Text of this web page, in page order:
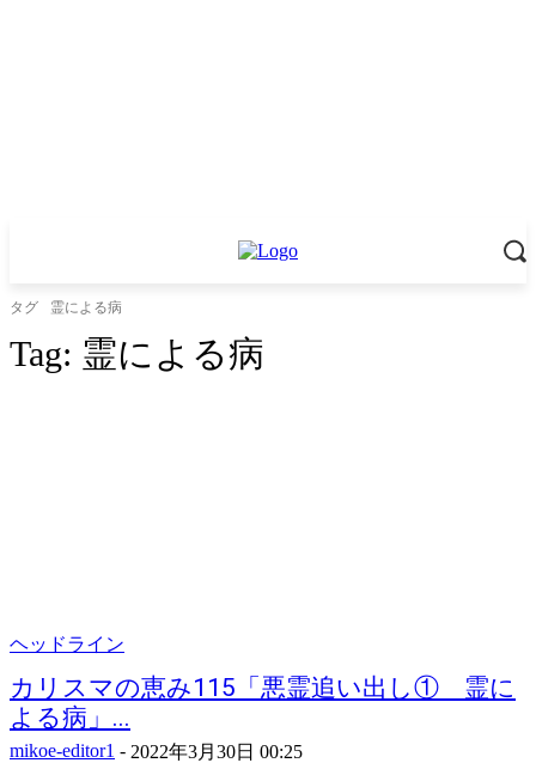
タグ 霊による病
Tag: 霊による病
ヘッドライン
カリスマの恵み115「悪霊追い出し① 霊に
よる病」...
mikoe-editor1 - 2022年3月30日 00:25